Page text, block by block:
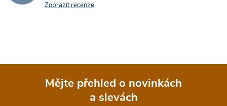
Zobrazit recenze
Mějte přehled o novinkách
a slevách